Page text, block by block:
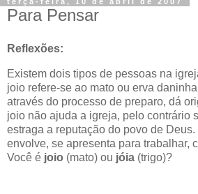
Para Pensar
Reflexões:
Existem dois tipos de pessoas na
joio refere-se ao mato ou erva
através do processo de preparo, dá
joio não ajuda a igreja, pelo contrário
estraga a reputação do povo de
envolve, se apresenta para trabalhar,
Você é joio (mato) ou jóia (trigo)?